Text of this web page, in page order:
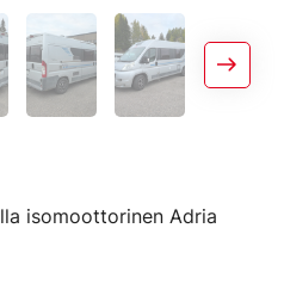
isomoottorinen Adria